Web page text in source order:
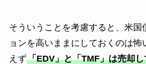
そういうことを考慮すると、米国
ョンを高いままにしておくのは怖
えず「EDV」と「TMF」は売却